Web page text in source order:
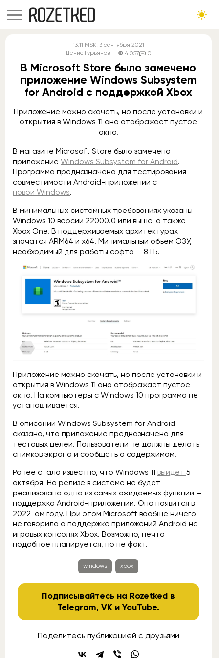
13:11 MSK, 3 сентября 2021
Денис Гурьянов
4 057 0
В Microsoft Store было замечено
приложение Windows Subsystem
for Android с поддержкой Xbox
Приложение можно скачать, но после установки и
открытия в Windows 11 оно отображает пустое
окно.
В магазине Microsoft Store было замечено
приложение Windows Subsystem for Android.
Программа предназначена для тестирования
совместимости Android-приложений с
новой Windows.
В минимальных системных требованиях указаны
Windows 10 версии 22000.0 или выше, а также
Xbox One. В поддерживаемых архитектурах
значатся ARM64 и x64. Минимальный объём ОЗУ,
необходимый для работы софта — 8 ГБ.
Приложение можно скачать, но после установки и
открытия в Windows 11 оно отображает пустое
окно. На компьютеры с Windows 10 программа не
устанавливается.
В описании Windows Subsystem for Android
сказано, что приложение предназначено для
тестовых целей. Пользователи не должны делать
снимков экрана и сообщать о содержимом.
Ранее стало известно, что Windows 11 выйдет 5
октября. На релизе в системе не будет
реализована одна из самых ожидаемых функций —
поддержка Android-приложений. Она появится в
2022-ом году. При этом Microsoft вообще ничего
не говорила о поддержке приложений Android на
игровых консолях Xbox. Возможно, нечто
подобное планируется, но не факт.
windows xbox
Подписывайтесь на Rozetked в
Telegram,VK иYouTube.
Поделитесь публикацией с друзьями